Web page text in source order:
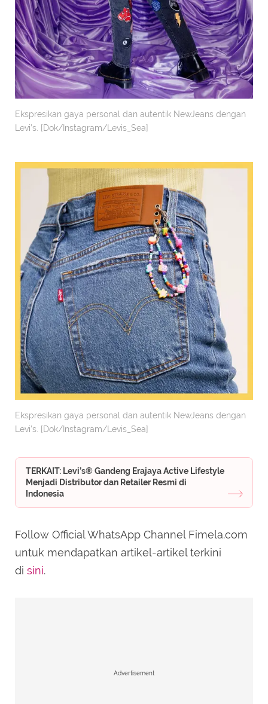
Ekspresikan gaya personal dan autentik NewJeans dengan
Levi’s. [Dok/Instagram/Levis_Sea]
Ekspresikan gaya personal dan autentik NewJeans dengan
Levi’s. [Dok/Instagram/Levis_Sea]
TERKAIT: Levi’s® Gandeng Erajaya Active Lifestyle
Menjadi Distributor dan Retailer Resmi di
Indonesia
Follow Official WhatsApp Channel Fimela.com
untuk mendapatkan artikel-artikel terkini
di sini.
Advertisement